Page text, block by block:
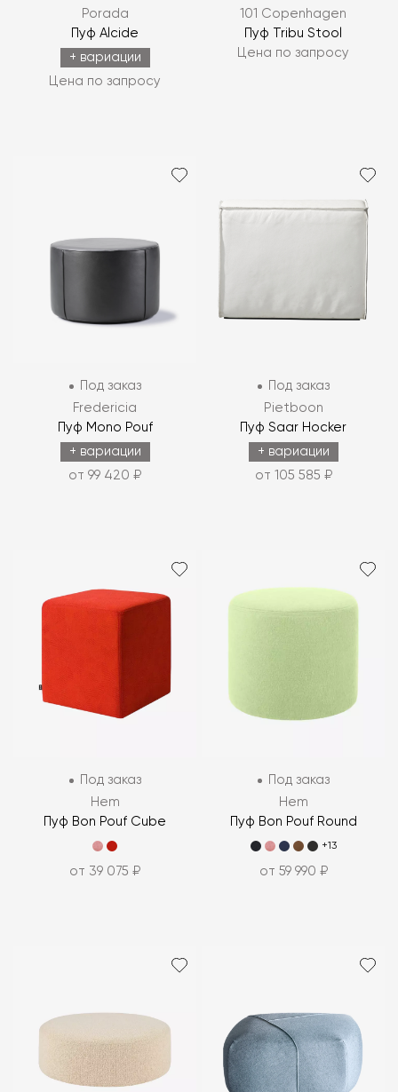
Porada
Пуф Alcide
+ вариации
Цена по запросу
101 Copenhagen
Пуф Tribu Stool
Цена по запросу
Под заказ
Fredericia
Пуф Mono Pouf
+ вариации
от 99 420 ₽
Под заказ
Pietboon
Пуф Saar Hocker
+ вариации
от 105 585 ₽
Под заказ
Hem
Пуф Bon Pouf Cube
от 39 075 ₽
Под заказ
Hem
Пуф Bon Pouf Round
+13
от 59 990 ₽